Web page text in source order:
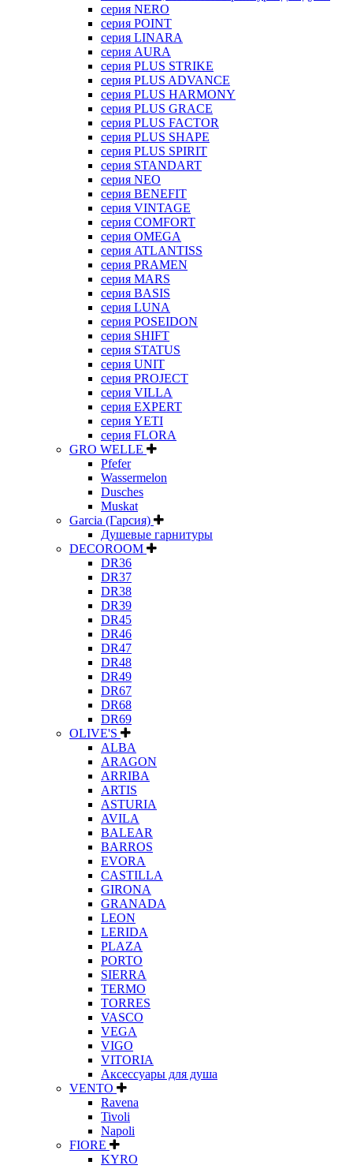
серия NERO
серия POINT
серия LINARA
серия AURA
серия PLUS STRIKE
серия PLUS ADVANCE
серия PLUS HARMONY
серия PLUS GRACE
серия PLUS FACTOR
серия PLUS SHAPE
серия PLUS SPIRIT
серия STANDART
серия NEO
серия BENEFIT
серия VINTAGE
серия COMFORT
серия OMEGA
серия ATLANTISS
серия PRAMEN
серия MARS
серия BASIS
серия LUNA
серия POSEIDON
серия SHIFT
серия STATUS
серия UNIT
серия PROJECT
серия VILLA
серия EXPERT
серия YETI
серия FLORA
GRO WELLE
Pfefer
Wassermelon
Dusсhes
Muskat
Garcia (Гарсия)
Душевые гарнитуры
DECOROOM
DR36
DR37
DR38
DR39
DR45
DR46
DR47
DR48
DR49
DR67
DR68
DR69
OLIVE'S
ALBA
ARAGON
ARRIBA
ARTIS
ASTURIA
AVILA
BALEAR
BARROS
EVORA
CASTILLA
GIRONA
GRANADA
LEON
LERIDA
PLAZA
PORTO
SIERRA
TERMO
TORRES
VASCO
VEGA
VIGO
VITORIA
Аксессуары для душа
VENTO
Ravena
Tivoli
Napoli
FIORE
KYRO